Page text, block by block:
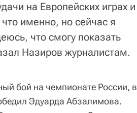
на Европейских играх и
именно, но сейчас я
что смогу показать
Назиров журналистам.
бой на чемпионате России, в
Эдуарда Абзалимова.